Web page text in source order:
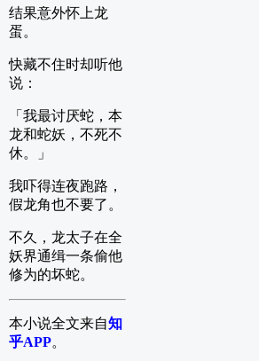
结果意外怀上龙
蛋。
快藏不住时却听他
说：
「我最讨厌蛇，本
龙和蛇妖，不死不
休。」
我吓得连夜跑路，
假龙角也不要了。
不久，龙太子在全
妖界通缉一条偷他
修为的坏蛇。
本小说全文来自知
乎APP。